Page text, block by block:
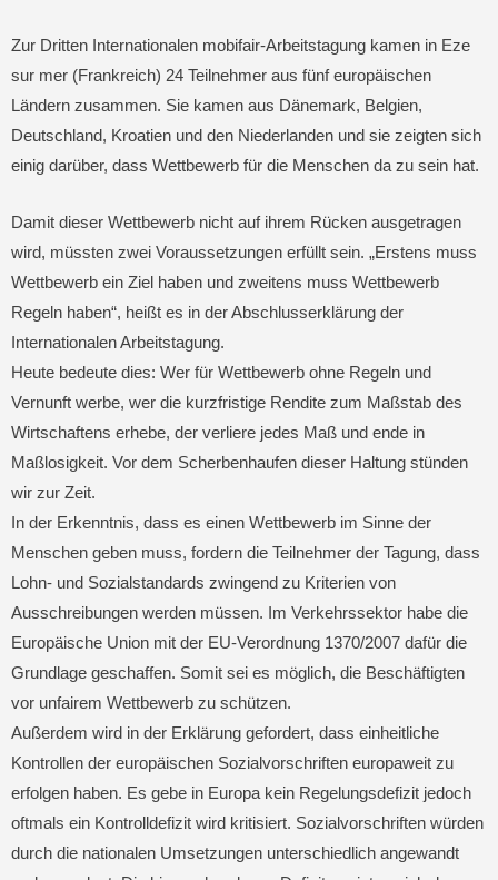
Zur Dritten Internationalen mobifair-Arbeitstagung kamen in Eze
sur mer (Frankreich) 24 Teilnehmer aus fünf europäischen
Ländern zusammen. Sie kamen aus Dänemark, Belgien,
Deutschland, Kroatien und den Niederlanden und sie zeigten sich
einig darüber, dass Wettbewerb für die Menschen da zu sein hat.
Damit dieser Wettbewerb nicht auf ihrem Rücken ausgetragen
wird, müssten zwei Voraussetzungen erfüllt sein. „Erstens muss
Wettbewerb ein Ziel haben und zweitens muss Wettbewerb
Regeln haben“, heißt es in der Abschlusserklärung der
Internationalen Arbeitstagung.
Heute bedeute dies: Wer für Wettbewerb ohne Regeln und
Vernunft werbe, wer die kurzfristige Rendite zum Maßstab des
Wirtschaftens erhebe, der verliere jedes Maß und ende in
Maßlosigkeit. Vor dem Scherbenhaufen dieser Haltung stünden
wir zur Zeit.
In der Erkenntnis, dass es einen Wettbewerb im Sinne der
Menschen geben muss, fordern die Teilnehmer der Tagung, dass
Lohn- und Sozialstandards zwingend zu Kriterien von
Ausschreibungen werden müssen. Im Verkehrssektor habe die
Europäische Union mit der EU-Verordnung 1370/2007 dafür die
Grundlage geschaffen. Somit sei es möglich, die Beschäftigten
vor unfairem Wettbewerb zu schützen.
Außerdem wird in der Erklärung gefordert, dass einheitliche
Kontrollen der europäischen Sozialvorschriften europaweit zu
erfolgen haben. Es gebe in Europa kein Regelungsdefizit jedoch
oftmals ein Kontrolldefizit wird kritisiert. Sozialvorschriften würden
durch die nationalen Umsetzungen unterschiedlich angewandt